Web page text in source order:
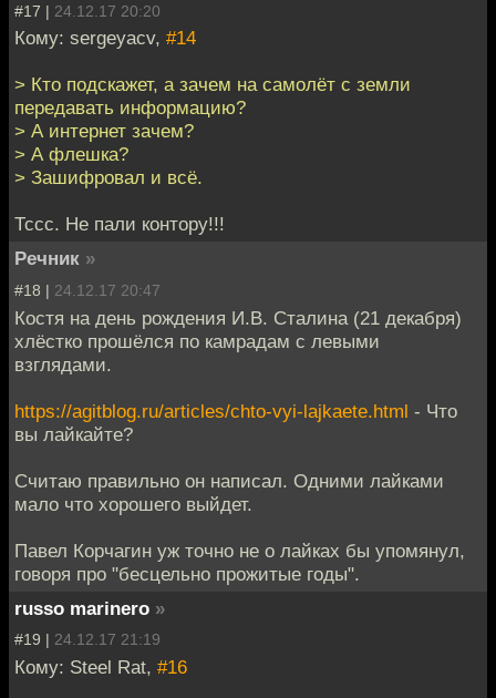
#17 | 24.12.17 20:20
Кому: sergeyacv, #14
> Кто подскажет, а зачем на самолёт с земли
передавать информацию?
> А интернет зачем?
> А флешка?
> Зашифровал и всё.
Тссс. Не пали контору!!!
Речник »
#18 | 24.12.17 20:47
Костя на день рождения И.В. Сталина (21 декабря)
хлёстко прошёлся по камрадам с левыми
взглядами.
https://agitblog.ru/articles/chto-vyi-lajkaete.html - Что
вы лайкайте?
Считаю правильно он написал. Одними лайками
мало что хорошего выйдет.
Павел Корчагин уж точно не о лайках бы упомянул,
говоря про "бесцельно прожитые годы".
russo marinero »
#19 | 24.12.17 21:19
Кому: Steel Rat, #16